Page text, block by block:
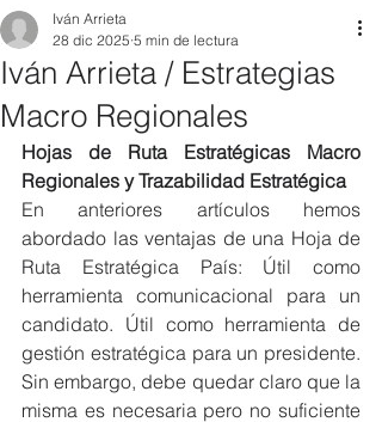
Iván Arrieta / Estrategias
Macro Regionales
Iván Arrieta
28 dic 2025 5 min de lectura
Hojas de Ruta Estratégicas Macro
Regionales y Trazabilidad Estratégica
En anteriores artículos hemos
abordado las ventajas de una Hoja de
Ruta Estratégica País: Útil como
herramienta comunicacional para un
candidato. Útil como herramienta de
gestión estratégica para un presidente.
Sin embargo, debe quedar claro que la
misma es necesaria pero no suficiente